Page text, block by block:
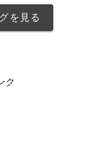
を見る
ク